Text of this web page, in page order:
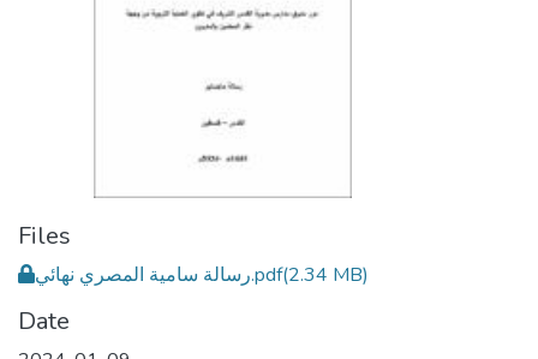
Files
رسالة سامية المصري نهائي.pdf(2.34 MB)
Date